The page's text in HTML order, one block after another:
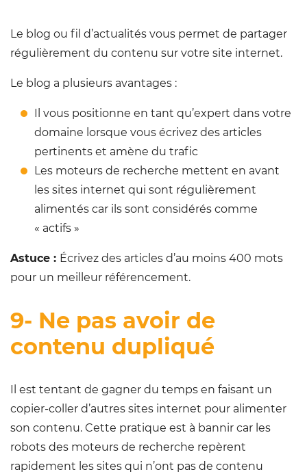
Le blog ou fil d’actualités vous permet de partager
régulièrement du contenu sur votre site internet.
Le blog a plusieurs avantages :
Il vous positionne en tant qu’expert dans votre
domaine lorsque vous écrivez des articles
pertinents et amène du trafic
Les moteurs de recherche mettent en avant
les sites internet qui sont régulièrement
alimentés car ils sont considérés comme
« actifs »
Astuce : Écrivez des articles d’au moins 400 mots
pour un meilleur référencement.
9- Ne pas avoir de
contenu dupliqué
Il est tentant de gagner du temps en faisant un
copier-coller d’autres sites internet pour alimenter
son contenu. Cette pratique est à bannir car les
robots des moteurs de recherche repèrent
rapidement les sites qui n’ont pas de contenu